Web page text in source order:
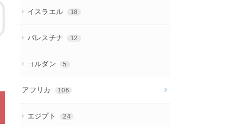
イスラエル 18
パレスチナ 12
ヨルダン 5
アフリカ 106
エジプト 24